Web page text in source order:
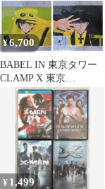
¥6,700
BABEL IN 東京タワー
CLAMP X 東京
BABYLONファイル2枚
セット
¥ 1,499